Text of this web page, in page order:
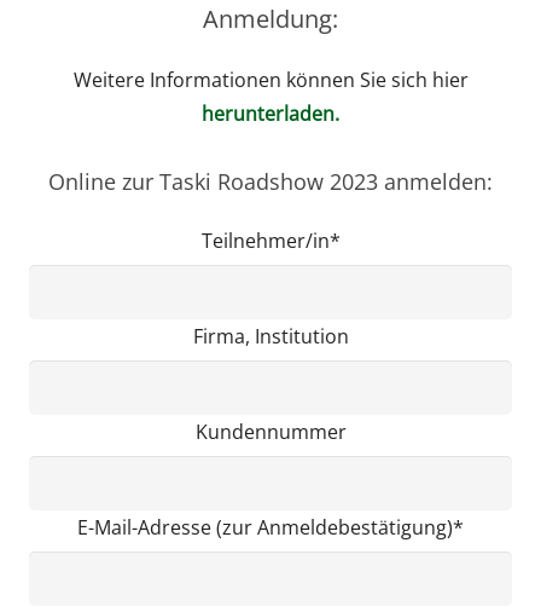
Anmeldung:
Weitere Informationen können Sie sich hier
herunterladen.
Online zur Taski Roadshow 2023 anmelden:
Teilnehmer/in*
Firma, Institution
Kundennummer
E-Mail-Adresse (zur Anmeldebestätigung)*